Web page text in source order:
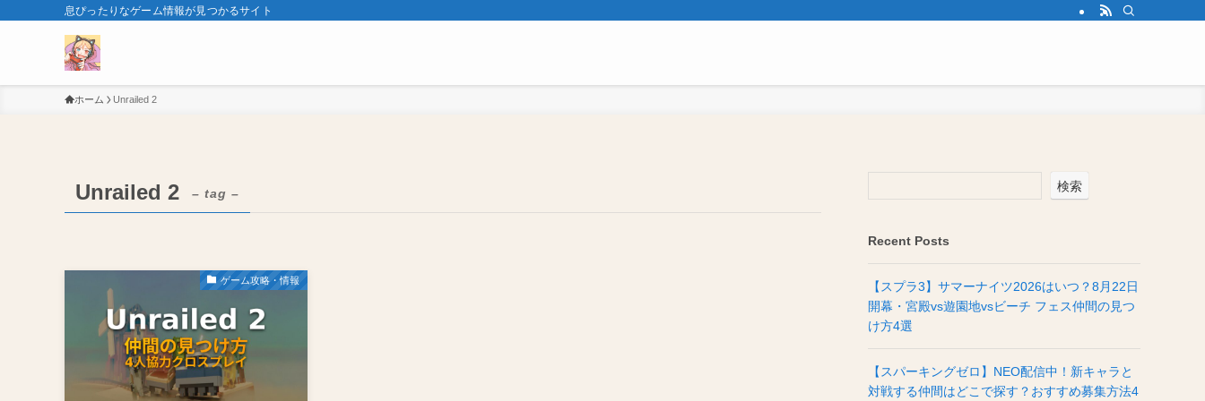
息ぴったりなゲーム情報が見つかるサイト
ホーム Unrailed 2
Unrailed 2 – tag –
ゲーム攻略・情報
検索
Recent Posts
【スプラ3】サマーナイツ2026はいつ？8月22日
開幕・宮殿vs遊園地vsビーチ フェス仲間の見つ
け方4選
【スパーキングゼロ】NEO配信中！新キャラと
対戦する仲間はどこで探す？おすすめ募集方法4